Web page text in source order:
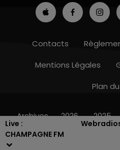
Live :
CHAMPAGNE FM
Contacts
Mentions Légales
Plan
Archives 2026 2025